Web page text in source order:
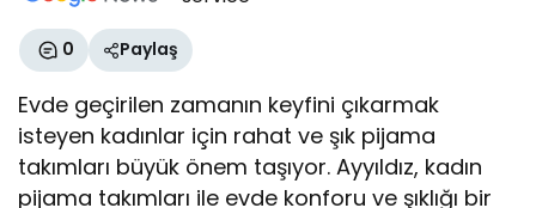
0 Paylaş
Evde geçirilen zamanın keyfini çıkarmak
isteyen kadınlar için rahat ve şık pijama
takımları büyük önem taşıyor. Ayyıldız, kadın
pijama takımları ile evde konforu ve şıklığı bir